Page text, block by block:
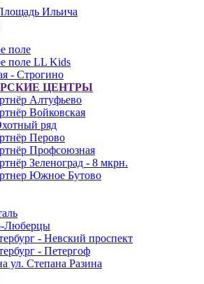
Ильича
поле
поле LL Kids
- Строгино
ЦЕНТРЫ
Алтуфьево
Войковская
ряд
Перово
Профсоюзная
Зеленоград - 8 мкрн.
Южное Бутово
Люберцы
- Невский проспект
- Петергоф
ул. Степана Разина